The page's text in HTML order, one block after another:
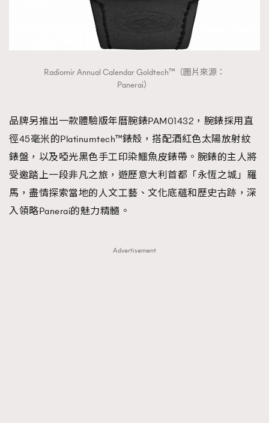
Radiomir Annual Calendar Goldtech™（圖片來源：
Panerai）
品牌另推出一款體驗版年曆腕錶PAM01432，腕錶採用直
徑45毫米的Platinumtech™錶殼，搭配酒紅色太陽放射紋
錶盤，以及啞光黑色手工印染鱷魚皮錶帶。腕錶的主人將
受邀踏上一段非凡之旅，遊歷意大利首都「永恆之城」羅
馬，盡情探索當地的人文工藝、文化底蘊和歷史古跡，深
入領略Panerai的魅力精髓。
Advertisement